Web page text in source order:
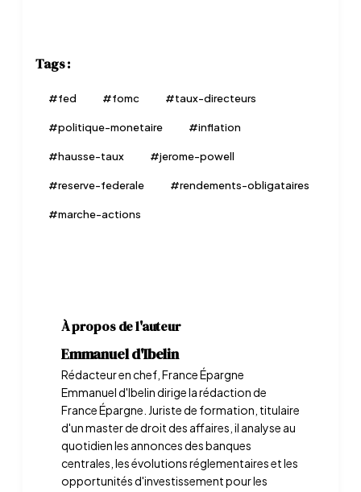
Tags :
#fed #fomc #taux-directeurs
#politique-monetaire #inflation
#hausse-taux #jerome-powell
#reserve-federale #rendements-obligataires
#marche-actions
À propos de l'auteur
Emmanuel d'Ibelin
Rédacteur en chef, France Épargne
Emmanuel d'Ibelin dirige la rédaction de
France Épargne. Juriste de formation, titulaire
d'un master de droit des affaires, il analyse au
quotidien les annonces des banques
centrales, les évolutions réglementaires et les
opportunités d'investissement pour les